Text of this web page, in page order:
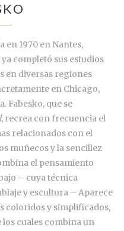
en 1970 en Nantes,
completó sus estudios
en diversas regiones
en Chicago,
Fabesko, que se
, recrea con frecuencia el
relacionados con el
muñecos y la sencillez
el pensamiento
– cuya técnica
y escultura – Aparece
coloridos y simplificados,
los cuales combina un